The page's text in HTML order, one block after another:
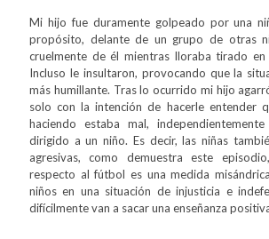
Mi hijo fue duramente golpeado por una
propósito, delante de un grupo de otras
cruelmente de él mientras lloraba tirado
Incluso le insultaron, provocando que la
más humillante. Tras lo ocurrido mi hijo
solo con la intención de hacerle entender
haciendo estaba mal,
dirigido a un niño. Es decir, las niñas
agresivas, como demuestra este
respecto al fútbol es una medida
niños en una situación de injusticia e
difícilmente van a sacar una enseñanza